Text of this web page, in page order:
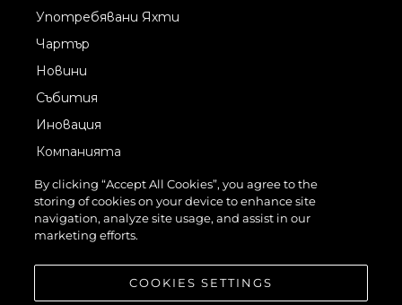
Употребявани Яхти
Чартър
Новини
Събития
Иновация
Компанията
Екипът
Лайфстайл
Наследство
By clicking “Accept All Cookies”, you agree to the
storing of cookies on your device to enhance site
navigation, analyze site usage, and assist in our
marketing efforts.
COOKIES SETTINGS